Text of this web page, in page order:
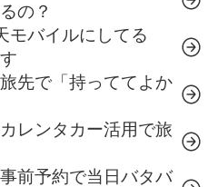
の？
モバイルにしてる
先で「持っててよか
レンタカー活用で旅
前予約で当日バタバ